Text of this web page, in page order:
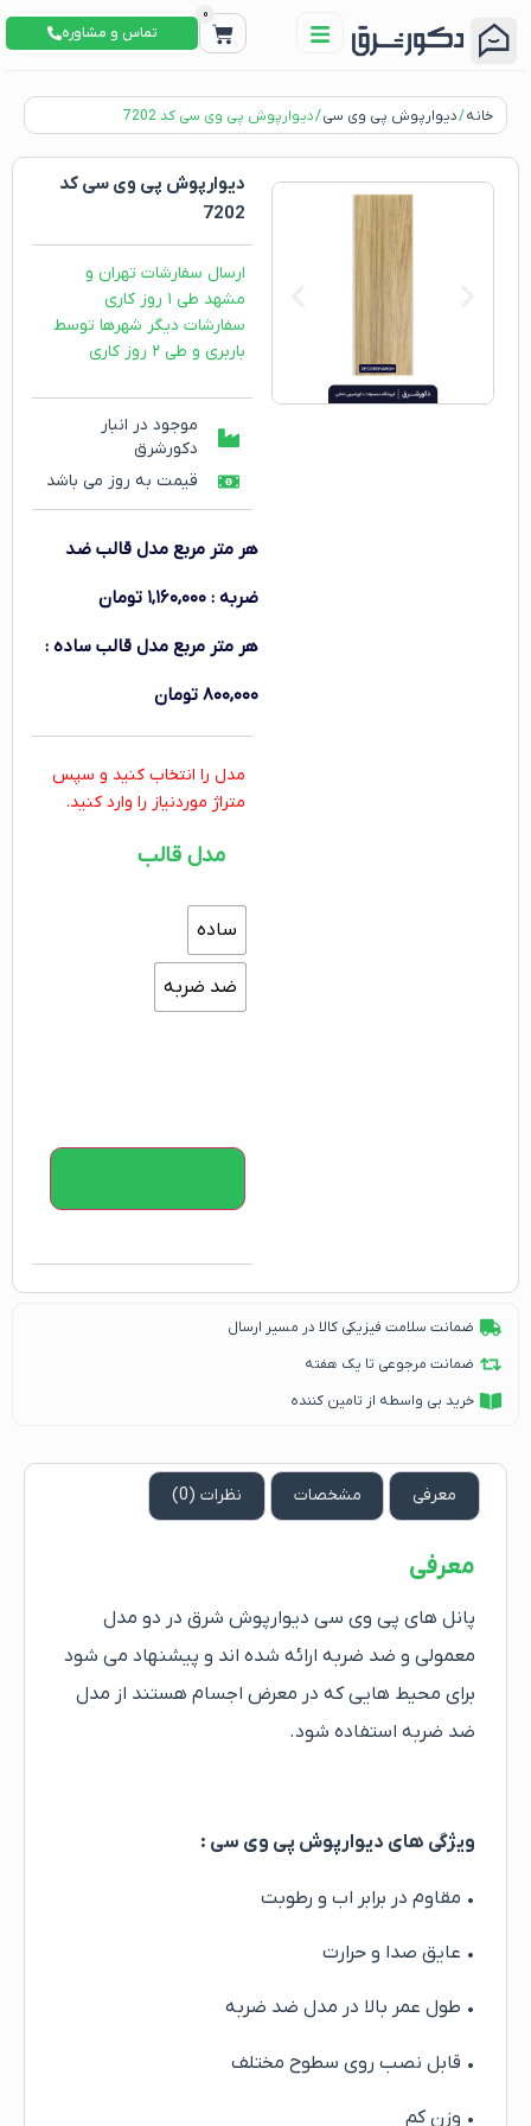
0
تماس و مشاوره
خانه/دیوارپوش پی وی سی/ دیوارپوش پی وی سی کد 7202
دیوارپوش پی وی سی کد
7202
ارسال سفارشات تهران و
مشهد طی ۱ روز کاری
سفارشات دیگر شهرها توسط
باربری و طی ۲ روز کاری
موجود در انبار
دکورشرق
قیمت به روز می باشد
هر متر مربع مدل قالب ضد
ضربه :۱,۱۶۰,۰۰۰ تومان
هر متر مربع مدل قالب ساده :
۸۰۰,۰۰۰ تومان
مدل را انتخاب کنید و سپس
متراژ موردنیاز را وارد کنید.
مدل قالب
ساده
ضد ضربه
ضمانت سلامت فیزیکی کالا در مسیر ارسال
ضمانت مرجوعی تا یک هفته
خرید بی واسطه از تامین کننده
معرفی مشخصات نظرات (0)
معرفی
پانل های پی وی سی دیوارپوش شرق در دو مدل
معمولی و ضد ضربه ارائه شده اند و پیشنهاد می شود
برای محیط هایی که در معرض اجسام هستند از مدل
ضد ضربه استفاده شود.
ویژگی های دیوارپوش پی وی سی :
• مقاوم در برابر اب و رطوبت
• عایق صدا و حرارت
• طول عمر بالا در مدل ضد ضربه
• قابل نصب روی سطوح مختلف
• وزن کم